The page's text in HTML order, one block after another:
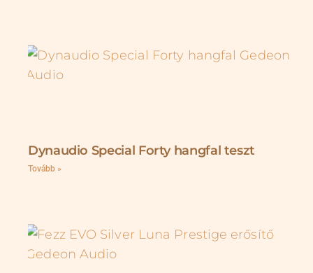
Dynaudio Special Forty hangfal teszt
Tovább »